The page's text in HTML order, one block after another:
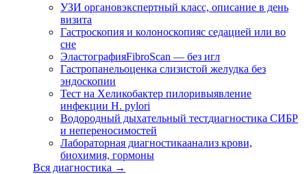
УЗИ органовэкспертный класс, описание в день
визита
Гастроскопия и колоноскопияс седацией или во
сне
ЭластографияFibroScan — без игл
Гастропанельоценка слизистой желудка без
эндоскопии
Тест на Хеликобактер пилоривыявление
инфекции H. pylori
Водородный дыхательный тестдиагностика СИБР
и непереносимостей
Лабораторная диагностикаанализ крови,
биохимия, гормоны
Вся диагностика →